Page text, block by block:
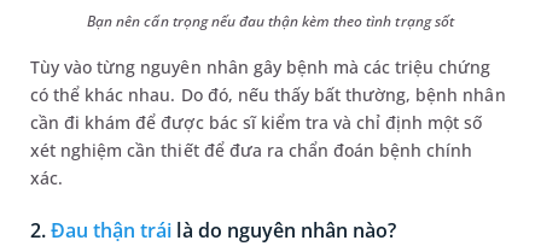
Bạn nên cẩn trọng nếu đau thận kèm theo tình trạng sốt
Tùy vào từng nguyên nhân gây bệnh mà các triệu chứng
có thể khác nhau. Do đó, nếu thấy bất thường, bệnh nhân
cần đi khám để được bác sĩ kiểm tra và chỉ định một số
xét nghiệm cần thiết để đưa ra chẩn đoán bệnh chính
xác.
2.Đau thận trái là do nguyên nhân nào?